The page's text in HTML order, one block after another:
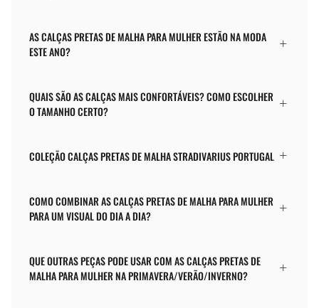
AS CALÇAS PRETAS DE MALHA PARA MULHER ESTÃO NA MODA
ESTE ANO?
QUAIS SÃO AS CALÇAS MAIS CONFORTÁVEIS? COMO ESCOLHER
O TAMANHO CERTO?
COLEÇÃO CALÇAS PRETAS DE MALHA STRADIVARIUS PORTUGAL
COMO COMBINAR AS CALÇAS PRETAS DE MALHA PARA MULHER
PARA UM VISUAL DO DIA A DIA?
QUE OUTRAS PEÇAS PODE USAR COM AS CALÇAS PRETAS DE
MALHA PARA MULHER NA PRIMAVERA/VERÃO/INVERNO?